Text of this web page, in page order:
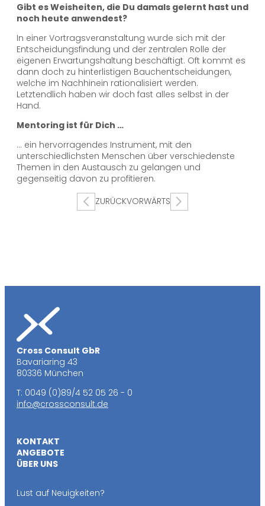
Gibt es Weisheiten, die Du damals gelernt hast und
noch heute anwendest?
In einer Vortragsveranstaltung wurde sich mit der
Entscheidungsfindung und der zentralen Rolle der
eigenen Erwartungshaltung beschäftigt. Oft kommt es
dann doch zu hinterlistigen Bauchentscheidungen,
welche im Nachhinein rationalisiert werden.
Letztendlich haben wir doch fast alles selbst in der
Hand.
Mentoring ist für Dich …
… ein hervorragendes Instrument, mit den
unterschiedlichsten Menschen über verschiedenste
Themen in den Austausch zu gelangen und
gegenseitig davon zu profitieren.
VORWÄRTS
ZURÜCK
Cross Consult GbR
Bavariaring 43
80336 München
T: 0049 (0)89/4 52 05 26 - 0
info@crossconsult.de
KONTAKT
ANGEBOTE
ÜBER UNS
Lust auf Neuigkeiten?